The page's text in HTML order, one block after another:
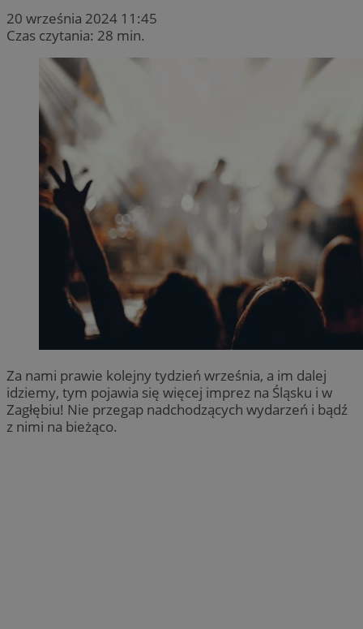
20 września 2024 11:45
Czas czytania: 28 min.
Za nami prawie kolejny tydzień września, a im dalej
idziemy, tym pojawia się więcej imprez na Śląsku i w
Zagłębiu! Nie przegap nadchodzących wydarzeń i bądź
z nimi na bieżąco.